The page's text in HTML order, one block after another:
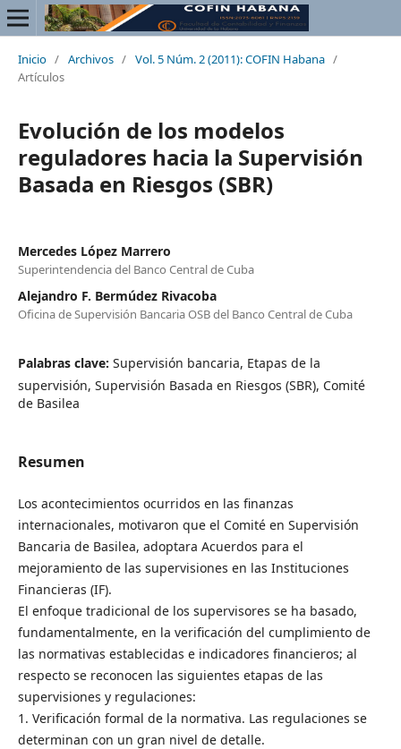
Inicio / Archivos / Vol. 5 Núm. 2 (2011): COFIN Habana /
Artículos
Evolución de los modelos
reguladores hacia la Supervisión
Basada en Riesgos (SBR)
Mercedes López Marrero
Superintendencia del Banco Central de Cuba
Alejandro F. Bermúdez Rivacoba
Oficina de Supervisión Bancaria OSB del Banco Central de Cuba
Palabras clave: Supervisión bancaria, Etapas de la
supervisión, Supervisión Basada en Riesgos (SBR), Comité
de Basilea
Resumen
Los acontecimientos ocurridos en las finanzas
internacionales, motivaron que el Comité en Supervisión
Bancaria de Basilea, adoptara Acuerdos para el
mejoramiento de las supervisiones en las Instituciones
Financieras (IF).
El enfoque tradicional de los supervisores se ha basado,
fundamentalmente, en la verificación del cumplimiento de
las normativas establecidas e indicadores financieros; al
respecto se reconocen las siguientes etapas de las
supervisiones y regulaciones:
1. Verificación formal de la normativa. Las regulaciones se
determinan con un gran nivel de detalle.